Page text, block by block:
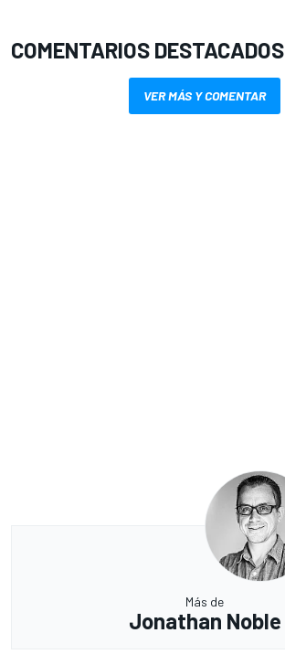
COMENTARIOS DESTACADOS
VER MÁS Y COMENTAR
Más de
Jonathan Noble